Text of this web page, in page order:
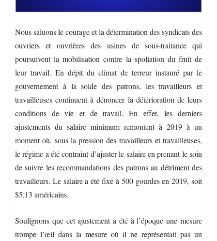
Nous saluons le courage et la détermination des syndicats des
ouvriers et ouvrières des usines de sous-traitance qui
poursuivent la mobilisation contre la spoliation du fruit de
leur travail. En dépit du climat de terreur instauré par le
gouvernement à la solde des patrons, les travailleurs et
travailleuses continuent à dénoncer la détérioration de leurs
conditions de vie et de travail. En effet, les derniers
ajustements du salaire minimum remontent à 2019 à un
moment où, sous la pression des travailleurs et travailleuses,
le régime a été contraint d’ajuster le salaire en prenant le soin
de suivre les recommandations des patrons au détriment des
travailleurs. Le salaire a été fixé à 500 gourdes en 2019, soit
$5,13 américains.
Soulignons que cet ajustement a été à l’époque une mesure
trompe l’œil dans la mesure où il ne représentait pas un